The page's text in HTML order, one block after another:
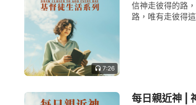
7:26
信神走彼得的路
路，唯有走彼得
每日親近神 |